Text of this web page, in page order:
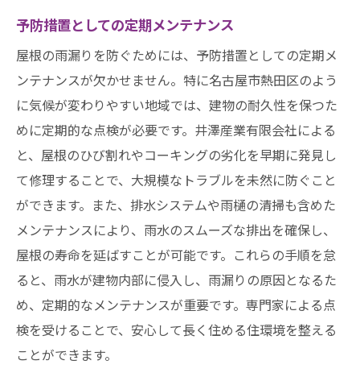
予防措置としての定期メンテナンス
屋根の雨漏りを防ぐためには、予防措置としての定期メ
ンテナンスが欠かせません。特に名古屋市熱田区のよう
に気候が変わりやすい地域では、建物の耐久性を保つた
めに定期的な点検が必要です。井澤産業有限会社による
と、屋根のひび割れやコーキングの劣化を早期に発見し
て修理することで、大規模なトラブルを未然に防ぐこと
ができます。また、排水システムや雨樋の清掃も含めた
メンテナンスにより、雨水のスムーズな排出を確保し、
屋根の寿命を延ばすことが可能です。これらの手順を怠
ると、雨水が建物内部に侵入し、雨漏りの原因となるた
め、定期的なメンテナンスが重要です。専門家による点
検を受けることで、安心して長く住める住環境を整える
ことができます。